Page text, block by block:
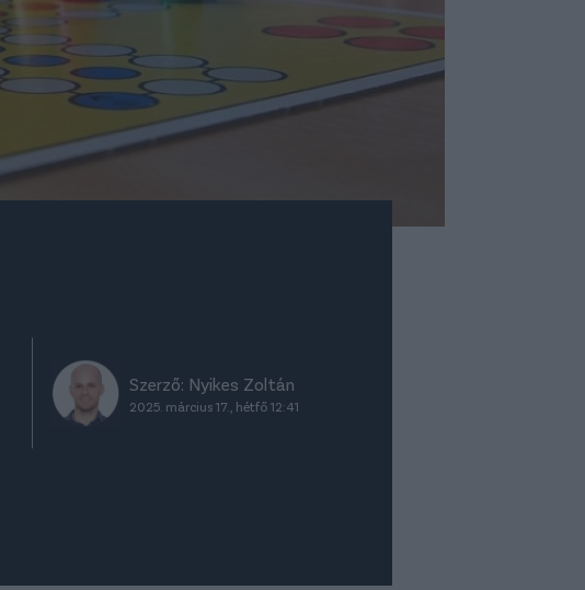
Szerző: Nyikes Zoltán
2025. március 17., hétfő 12:41